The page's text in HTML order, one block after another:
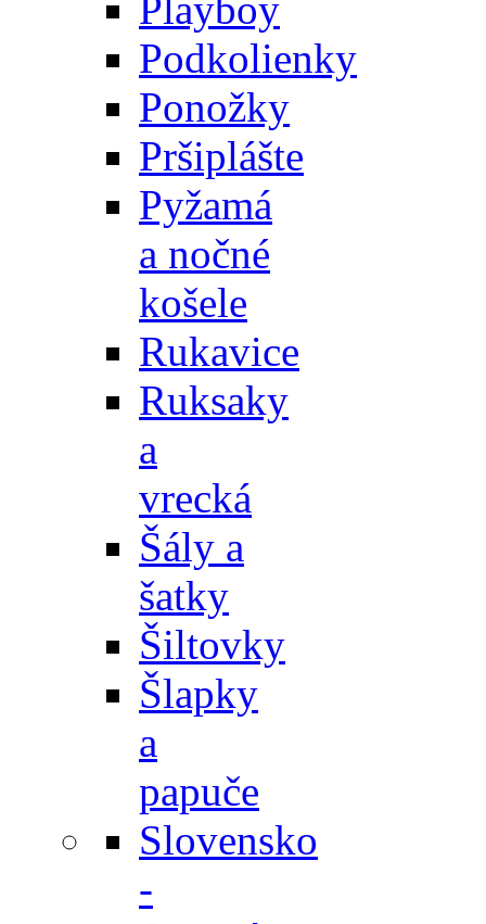
Playboy
Podkolienky
Ponožky
Pršiplášte
Pyžamá
a nočné
košele
Rukavice
Ruksaky
a
vrecká
Šály a
šatky
Šiltovky
Šlapky
a
papuče
Slovensko
-